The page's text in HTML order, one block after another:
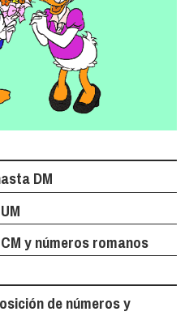
DM
y números romanos
de números y